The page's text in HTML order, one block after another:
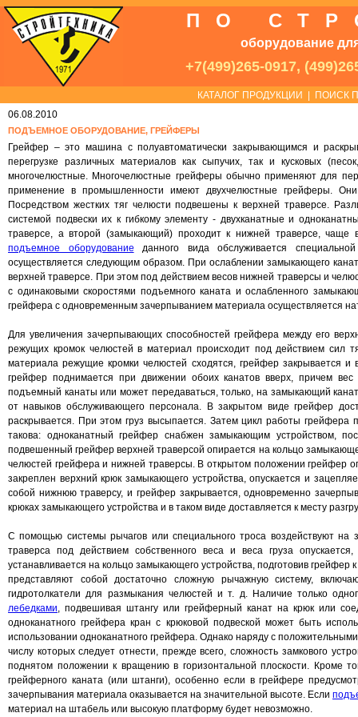
ПО
оборудование
+7(499)265-0917,
КАТАЛОГ ПРОДУКЦИИ
ПОИСК
06.08.2010
ПОДЪЕМНОЕ ОБОРУДОВАНИЕ, ГРЕЙФЕРЫ
Грейфер – это машина с полуавтоматически закрывающимся и
перегрузке различных материалов как сыпучих, так и кусковых
многочелюстные. Многочелюстные грейферы обычно применяют для
применение в промышленности имеют двухчелюстные грейферы.
Посредством жестких тяг челюсти подвешены к верхней траверсе.
системой подвески их к гибкому элементу - двухканатные и
траверсе, а второй (замыкающий) проходит к нижней траверсе, чаще
подъемное оборудование данного вида обслуживается
осуществляется следующим образом. При ослаблении замыкающего
верхней траверсе. При этом под действием весов нижней траверсы и
с одинаковыми скоростями подъемного каната и ослабленного
грейфера с одновременным зачерпыванием материала осуществляется
Для увеличения зачерпывающих способностей грейфера между его
режущих кромок челюстей в материал происходит под действием сил
материала режущие кромки челюстей сходятся, грейфер закрывается
грейфер поднимается при движении обоих канатов вверх, причем
подъемный канаты или может передаваться, только, на замыкающий
от навыков обслуживающего персонала. В закрытом виде грейфер
раскрывается. При этом груз высыпается. Затем цикл работы
такова: одноканатный грейфер снабжен замыкающим устройством,
подвешенный грейфер верхней траверсой опирается на кольцо
челюстей грейфера и нижней траверсы. В открытом положении грейфер
закреплен верхний крюк замыкающего устройства, опускается и
собой нижнюю траверсу, и грейфер закрывается, одновременно
крюках замыкающего устройства и в таком виде доставляется к месту
С помощью системы рычагов или специального троса воздействуют
траверса под действием собственного веса и веса груза
устанавливается на кольцо замыкающего устройства, подготовив
представляют собой достаточно сложную рычажную систему,
гидротолкатели для размыкания челюстей и т. д. Наличие только
лебедками, подвешивая штангу или грейферный канат на крюк или
одноканатного грейфера кран с крюковой подвеской может быть
использовании одноканатного грейфера. Однако наряду с
числу которых следует отнести, прежде всего, сложность замкового
поднятом положении к вращению в горизонтальной плоскости. Кроме
грейферного каната (или штанги), особенно если в грейфере
зачерпывания материала оказывается на значительной высоте. Если
материал на штабель или высокую платформу будет невозможно.